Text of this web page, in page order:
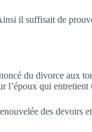
il suffisait de
du divorce aux
l’époux qui entretient
des